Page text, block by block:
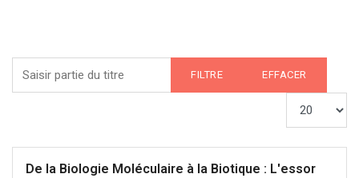
FILTRE EFFACER
De la Biologie Moléculaire à la Biotique : L'essor